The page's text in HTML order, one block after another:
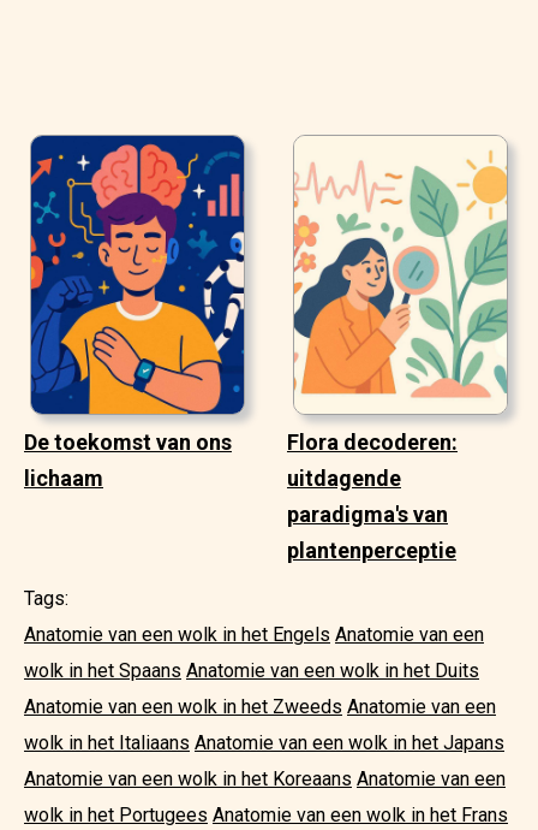
De toekomst van ons
lichaam
Flora decoderen:
uitdagende
paradigma's van
plantenperceptie
Tags:
Anatomie van een wolk in het Engels Anatomie van een
wolk in het Spaans Anatomie van een wolk in het Duits
Anatomie van een wolk in het Zweeds Anatomie van een
wolk in het Italiaans Anatomie van een wolk in het Japans
Anatomie van een wolk in het Koreaans Anatomie van een
wolk in het Portugees Anatomie van een wolk in het Frans